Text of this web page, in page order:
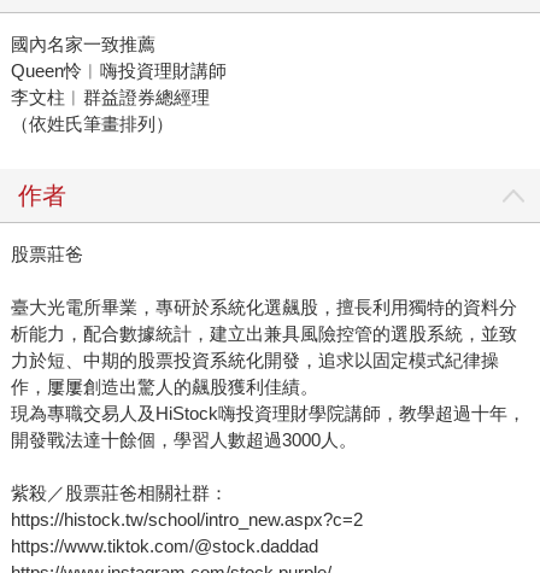
國內名家一致推薦
Queen怜︱嗨投資理財講師
李文柱︱群益證券總經理
（依姓氏筆畫排列）
作者
股票莊爸
臺大光電所畢業，專研於系統化選飆股，擅長利用獨特的資料分
析能力，配合數據統計，建立出兼具風險控管的選股系統，並致
力於短、中期的股票投資系統化開發，追求以固定模式紀律操
作，屢屢創造出驚人的飆股獲利佳績。
現為專職交易人及HiStock嗨投資理財學院講師，教學超過十年，
開發戰法達十餘個，學習人數超過3000人。
紫殺／股票莊爸相關社群：
https://histock.tw/school/intro_new.aspx?c=2
https://www.tiktok.com/@stock.daddad